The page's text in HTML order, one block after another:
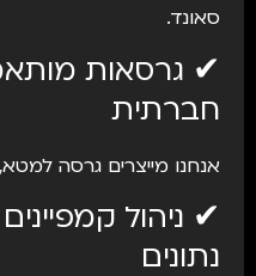
סאונד.
✔ גרסאות
חברתית
אנחנו מייצרים גרסה למטא,
✔ ניהול
נתונים